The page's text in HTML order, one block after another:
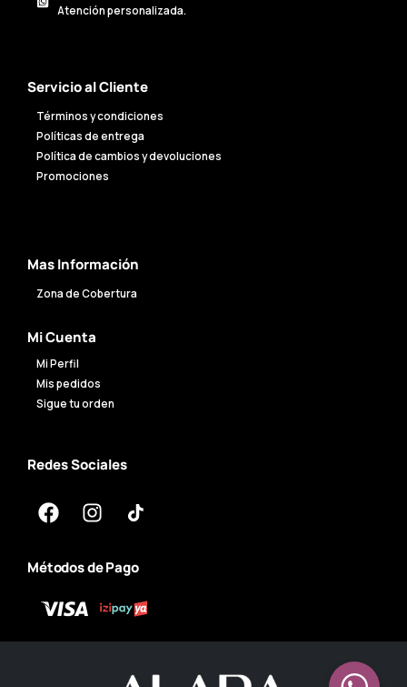
Atención personalizada.
Servicio al Cliente
Términos y condiciones
Políticas de entrega
Política de cambios y devoluciones
Promociones
Mas Información
Zona de Cobertura
Mi Cuenta
Mi Perfil
Mis pedidos
Sigue tu orden
Redes Sociales
Métodos de Pago